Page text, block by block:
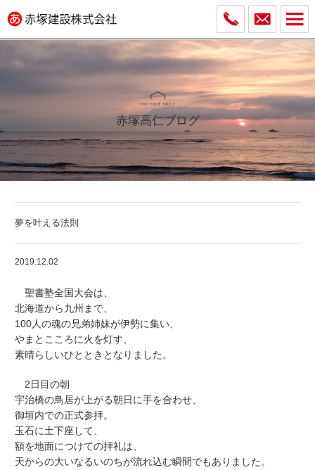
赤塚高仁ブログ
夢を叶える法則
2019.12.02
聖書塾全国大会は、
北海道から九州まで、
100人の魂の兄弟姉妹が伊勢に集い、
やまとこころに火を灯す、
素晴らしいひとときとなりました。
2日目の朝
宇治橋の鳥居が上がる朝日に手を合わせ、
御垣内での正式参拝。
玉石に土下座して、
額を地面につけての拝礼は、
天からの大いなるいのちが流れ込む瞬間でもありました。